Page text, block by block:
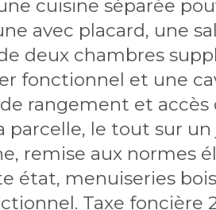
cuisine séparée
avec placard, une
deux chambres
fonctionnel et une
rangement et
le tout sur un
remise aux
état, menuiseries
Taxe foncière